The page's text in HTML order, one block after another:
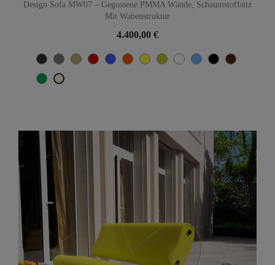
Design Sofa MW07 – Gegossene PMMA Wände, Schaumstoffsitz
Mit Wabenstruktur
4.400,00 €
Gris
anthracite
GrauBeigeRot BlauOrangeGelbOliveWeißTÜRKISCH-
SchwarzBraun
GrünHellbeige